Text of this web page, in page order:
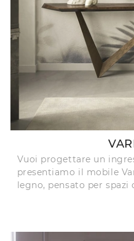
Vuoi progettare un
presentiamo il mobile
legno, pensato per spazi